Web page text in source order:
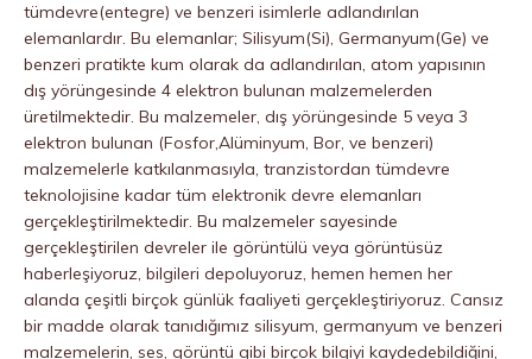
tümdevre(entegre) ve benzeri isimlerle adlandırılan
elemanlardır. Bu elemanlar; Silisyum(Si), Germanyum(Ge) ve
benzeri pratikte kum olarak da adlandırılan, atom yapısının
dış yörüngesinde 4 elektron bulunan malzemelerden
üretilmektedir. Bu malzemeler, dış yörüngesinde 5 veya 3
elektron bulunan (Fosfor,Alüminyum, Bor, ve benzeri)
malzemelerle katkılanmasıyla, tranzistordan tümdevre
teknolojisine kadar tüm elektronik devre elemanları
gerçekleştirilmektedir. Bu malzemeler sayesinde
gerçekleştirilen devreler ile görüntülü veya görüntüsüz
haberleşiyoruz, bilgileri depoluyoruz, hemen hemen her
alanda çeşitli birçok günlük faaliyeti gerçekleştiriyoruz. Cansız
bir madde olarak tanıdığımız silisyum, germanyum ve benzeri
malzemelerin, ses, görüntü gibi birçok bilgiyi kaydedebildiğini,